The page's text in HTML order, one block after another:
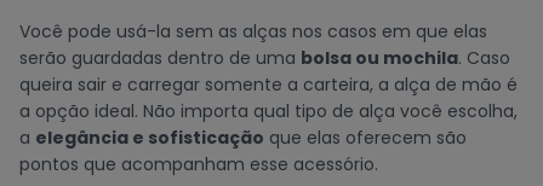
Você pode usá-la sem as alças nos casos em que elas
serão guardadas dentro de uma bolsa ou mochila. Caso
queira sair e carregar somente a carteira, a alça de mão é
a opção ideal. Não importa qual tipo de alça você escolha,
a elegância e sofisticação que elas oferecem são
pontos que acompanham esse acessório.